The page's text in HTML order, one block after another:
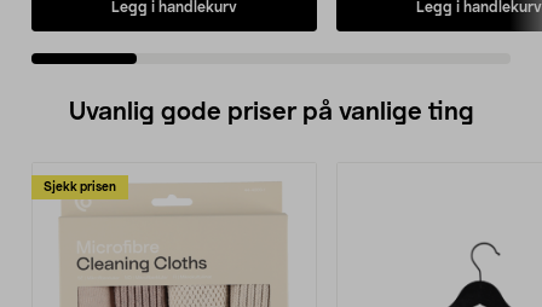
Legg i handlekurv Legg i handlekurv
Uvanlig gode priser på vanlige ting
Sjekk prisen